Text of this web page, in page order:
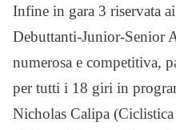
Infine in gara 3 riservata
Debuttanti-Junior-Senior
numerosa e competitiva,
per tutti i 18 giri in
Nicholas Calipa